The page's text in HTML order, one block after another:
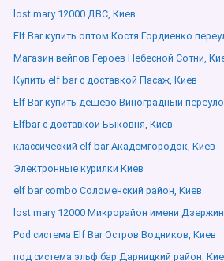
lost mary 12000 ДВС, Киев
Elf Bar купить оптом Костя Гордиенко
Магазин вейпов Героев Небесной Сотни,
Купить elf bar с доставкой Пасаж, Киев
Elf Bar купить дешево Виноградный
Elfbar с доставкой Быковня, Киев
классический elf bar Академгородок, Киев
Электронные курилки Киев
elf bar combo Соломенский район, Киев
lost mary 12000 Микрорайон имени
Pod система Elf Bar Остров Водников, Киев
под система эльф бар Дарницкий район,